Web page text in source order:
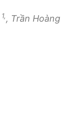
1,, Trần Hoàng